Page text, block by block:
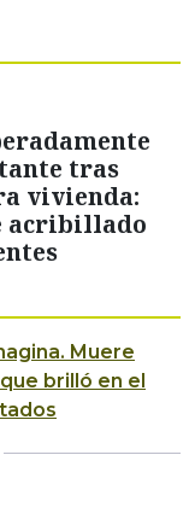
tras
vivienda:
acribillado
Muere
brilló en el